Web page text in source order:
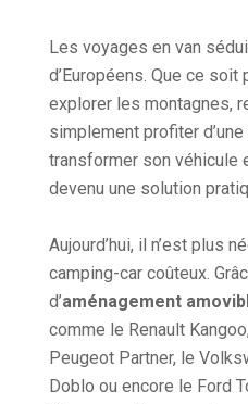
Les voyages en van
d’Européens. Que ce
explorer les montagnes,
simplement profiter
transformer son véhicule
devenu une solution
Aujourd’hui, il n’est plus
camping-car coûteux.
d’aménagement
comme le Renault
Peugeot Partner, le
Doblo ou encore le Ford